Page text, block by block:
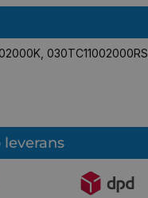
030TC11002000RS
leverans